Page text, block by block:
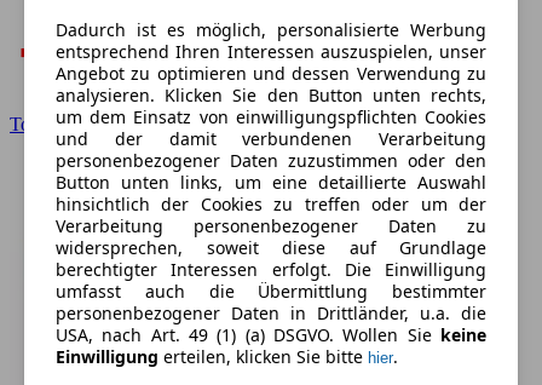
Toyota
Dadurch ist es möglich, personalisierte Werbung
entsprechend Ihren Interessen auszuspielen, unser
Angebot zu optimieren und dessen Verwendung zu
analysieren. Klicken Sie den Button unten rechts,
um dem Einsatz von einwilligungspflichten Cookies
und der damit verbundenen Verarbeitung
personenbezogener Daten zuzustimmen oder den
Button unten links, um eine detaillierte Auswahl
hinsichtlich der Cookies zu treffen oder um der
Verarbeitung personenbezogener Daten zu
widersprechen, soweit diese auf Grundlage
berechtigter Interessen erfolgt. Die Einwilligung
umfasst auch die Übermittlung bestimmter
personenbezogener Daten in Drittländer, u.a. die
USA, nach Art. 49 (1) (a) DSGVO. Wollen Sie keine
Einwilligung erteilen, klicken Sie bitte hier.